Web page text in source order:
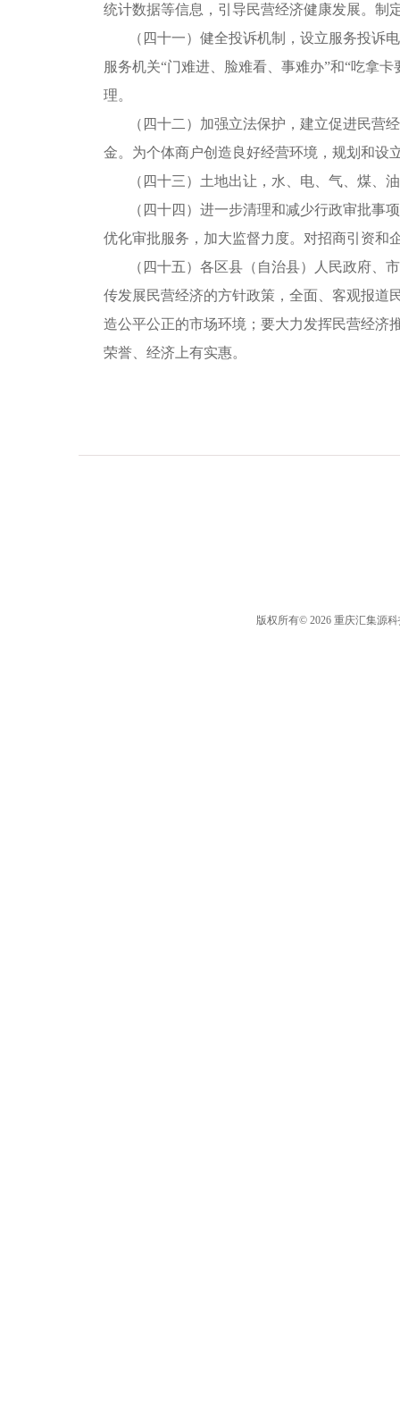
统计数据等信息，引导民营经济健康发展。制
（四十一）健全投诉机制，设立服务投诉
服务机关“门难进、脸难看、事难办”和“吃拿
理。
（四十二）加强立法保护，建立促进民营
金。为个体商户创造良好经营环境，规划和设
（四十三）土地出让，水、电、气、煤、
（四十四）进一步清理和减少行政审批事
优化审批服务，加大监督力度。对招商引资和
（四十五）各区县（自治县）人民政府、
传发展民营经济的方针政策，全面、客观报道
造公平公正的市场环境；要大力发挥民营经济
荣誉、经济上有实惠。
版权所有© 2026 重庆汇集